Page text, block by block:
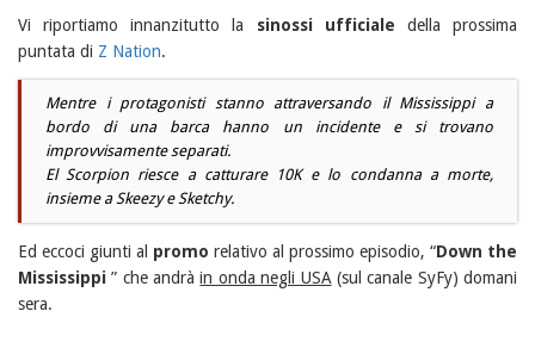
Vi riportiamo innanzitutto la sinossi ufficiale della prossima
puntata di Z Nation.
Mentre i protagonisti stanno attraversando il Mississippi a
bordo di una barca hanno un incidente e si trovano
improvvisamente separati.
El Scorpion riesce a catturare 10K e lo condanna a morte,
insieme a Skeezy e Sketchy.
Ed eccoci giunti al promo relativo al prossimo episodio, “Down the
Mississippi ” che andràin onda negli USA(sul canale SyFy) domani
sera.